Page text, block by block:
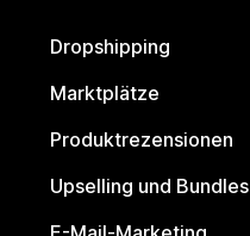
Dropshipping
Marktplätze
Produktrezensionen
Upselling und Bundles